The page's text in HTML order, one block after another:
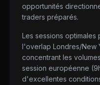
opportunités
traders préparés.
Les sessions optimales
l'overlap Londres/New
concentrant les
session européenne
d'excellentes